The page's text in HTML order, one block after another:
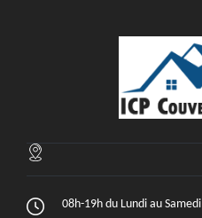
08h-19h du Lundi au Samedi